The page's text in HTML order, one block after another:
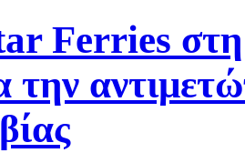
Ferries στη
την